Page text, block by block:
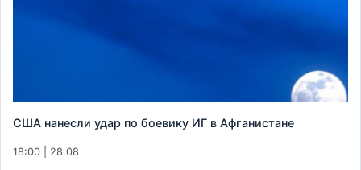
США нанесли удар по боевику ИГ в Афганистане
18:00 | 28.08